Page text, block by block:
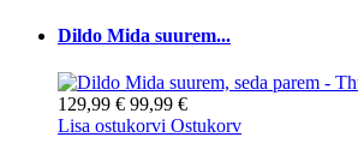
Dildo Mida suurem...
129,99 € 99,99 €
Lisa ostukorvi Ostukorv